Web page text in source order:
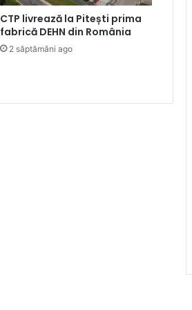
CTP livrează la Pitești prima
fabrică DEHN din România
2 săptămâni ago